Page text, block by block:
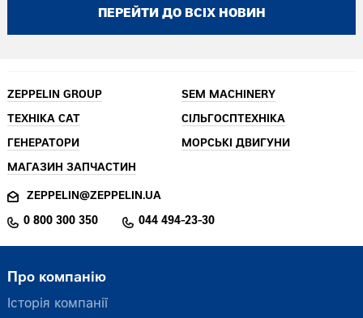
ПЕРЕЙТИ ДО ВСІХ НОВИН
ZEPPELIN GROUP SEM MACHINERY
ТЕХНІКА CAT СІЛЬГОСПТЕХНІКА
ГЕНЕРАТОРИ МОРСЬКІ ДВИГУНИ
МАГАЗИН ЗАПЧАСТИН
ZEPPELIN@ZEPPELIN.UA
0 800 300 350 044 494-23-30
Про компанію
Історія компанії